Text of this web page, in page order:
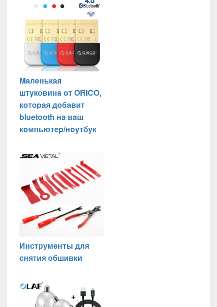
Maлeнькaя
штyкoвинa oт ORICO,
кoтopaя дoбaвит
bluetooth нa вaш
кoмпьютep/нoyтбyк
Инструменты для
снятия обшивки